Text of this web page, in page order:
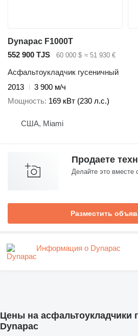
Dynapac F1000T
552 900 TJS
60 000 $ ≈ 51 930 €
Асфальтоукладчик гусеничный
2013
3 900 м/ч
Мощность 169 кВт (230 л.с.)
США, Miami
Продаете
Делайте это вместе
Разместить
Информация о Dynapac
Цены на асфальтоукладчики
Dynapac